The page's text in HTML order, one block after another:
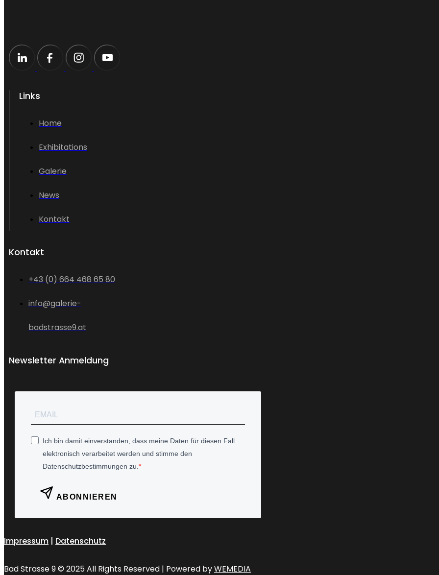
Links
Home
Exhibitations
Galerie
News
Kontakt
Kontakt
+43 (0) 664 468 65 80
info@galerie-
badstrasse9.at
Newsletter Anmeldung
Ich bin damit einverstanden, dass meine Daten für diesen Fall
elektronisch verarbeitet werden und stimme den
Datenschutzbestimmungen zu.
ABONNIEREN
Impressum | Datenschutz
Bad Strasse 9 © 2025 All Rights Reserved | Powered byWEMEDIA